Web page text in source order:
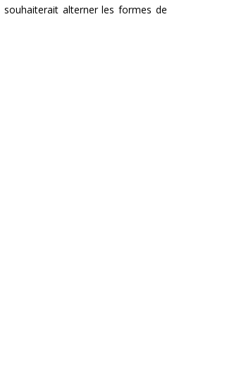
souhaiterait alterner les formes de